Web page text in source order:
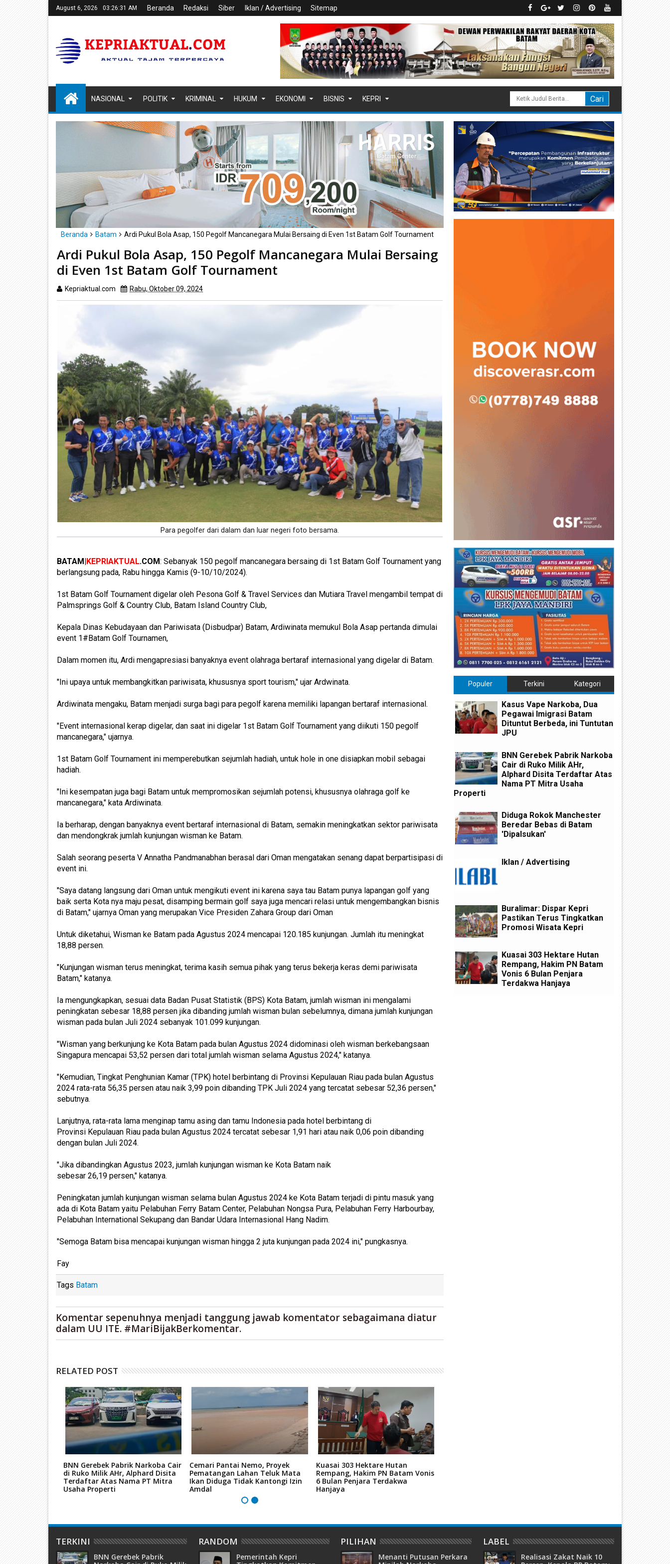
August 6, 2026 03:26:32 AM Beranda Redaksi Siber Iklan / Advertising Sitemap
NASIONAL POLITIK KRIMINAL HUKUM EKONOMI BISNIS KEPRI
Beranda Batam Ardi Pukul Bola Asap, 150 Pegolf Mancanegara Mulai Bersaing di Even 1st Batam Golf Tournament
Ardi Pukul Bola Asap, 150 Pegolf Mancanegara Mulai Bersaing
di Even 1st Batam Golf Tournament
Kepriaktual.com Rabu, Oktober 09, 2024
Para pegolfer dari dalam dan luar negeri foto bersama.
BATAM|KEPRIAKTUAL.COM: Sebanyak 150 pegolf mancanegara bersaing di 1st Batam Golf Tournament yang
berlangsung pada, Rabu hingga Kamis (9-10/10/2024).
1st Batam Golf Tournament digelar oleh Pesona Golf & Travel Services dan Mutiara Travel mengambil tempat di
Palmsprings Golf & Country Club, Batam Island Country Club,
Kepala Dinas Kebudayaan dan Pariwisata (Disbudpar) Batam, Ardiwinata memukul Bola Asap pertanda dimulai
event 1#Batam Golf Tournamen,
Dalam momen itu, Ardi mengapresiasi banyaknya event olahraga bertaraf internasional yang digelar di Batam.
"Ini upaya untuk membangkitkan pariwisata, khususnya sport tourism," ujar Ardwinata.
Ardiwinata mengaku, Batam menjadi surga bagi para pegolf karena memiliki lapangan bertaraf internasional.
"Event internasional kerap digelar, dan saat ini digelar 1st Batam Golf Tournament yang diikuti 150 pegolf
mancanegara," ujarnya.
1st Batam Golf Tournament ini memperebutkan sejumlah hadiah, untuk hole in one disiapkan mobil sebagai
hadiah.
"Ini kesempatan juga bagi Batam untuk mempromosikan sejumlah potensi, khususnya olahraga golf ke
mancanegara," kata Ardiwinata.
Ia berharap, dengan banyaknya event bertaraf internasional di Batam, semakin meningkatkan sektor pariwisata
dan mendongkrak jumlah kunjungan wisman ke Batam.
Salah seorang peserta V Annatha Pandmanabhan berasal dari Oman mengatakan senang dapat berpartisipasi di
event ini.
"Saya datang langsung dari Oman untuk mengikuti event ini karena saya tau Batam punya lapangan golf yang
baik serta Kota nya maju pesat, disamping bermain golf saya juga mencari relasi untuk mengembangkan bisnis
di Batam," ujarnya Oman yang merupakan Vice Presiden Zahara Group dari Oman
Untuk diketahui, Wisman ke Batam pada Agustus 2024 mencapai 120.185 kunjungan. Jumlah itu meningkat
18,88 persen.
"Kunjungan wisman terus meningkat, terima kasih semua pihak yang terus bekerja keras demi pariwisata
Batam," katanya.
Ia mengungkapkan, sesuai data Badan Pusat Statistik (BPS) Kota Batam, jumlah wisman ini mengalami
peningkatan sebesar 18,88 persen jika dibanding jumlah wisman bulan sebelumnya, dimana jumlah kunjungan
wisman pada bulan Juli 2024 sebanyak 101.099 kunjungan.
"Wisman yang berkunjung ke Kota Batam pada bulan Agustus 2024 didominasi oleh wisman berkebangsaan
Singapura mencapai 53,52 persen dari total jumlah wisman selama Agustus 2024," katanya.
"Kemudian, Tingkat Penghunian Kamar (TPK) hotel berbintang di Provinsi Kepulauan Riau pada bulan Agustus
2024 rata-rata 56,35 persen atau naik 3,99 poin dibanding TPK Juli 2024 yang tercatat sebesar 52,36 persen,"
sebutnya.
Lanjutnya, rata-rata lama menginap tamu asing dan tamu Indonesia pada hotel berbintang di
Provinsi Kepulauan Riau pada bulan Agustus 2024 tercatat sebesar 1,91 hari atau naik 0,06 poin dibanding
dengan bulan Juli 2024.
"Jika dibandingkan Agustus 2023, jumlah kunjungan wisman ke Kota Batam naik
sebesar 26,19 persen," katanya.
Peningkatan jumlah kunjungan wisman selama bulan Agustus 2024 ke Kota Batam terjadi di pintu masuk yang
ada di Kota Batam yaitu Pelabuhan Ferry Batam Center, Pelabuhan Nongsa Pura, Pelabuhan Ferry Harbourbay,
Pelabuhan International Sekupang dan Bandar Udara Internasional Hang Nadim.
"Semoga Batam bisa mencapai kunjungan wisman hingga 2 juta kunjungan pada 2024 ini," pungkasnya.
Fay
Tags Batam
Komentar sepenuhnya menjadi tanggung jawab komentator sebagaimana diatur
dalam UU ITE. #MariBijakBerkomentar.
RELATED POST
BNN Gerebek Pabrik Narkoba Cair
di Ruko Milik AHr, Alphard Disita
Terdaftar Atas Nama PT Mitra
Usaha Properti
Cemari Pantai Nemo, Proyek
Pematangan Lahan Teluk Mata
Ikan Diduga Tidak Kantongi Izin
Amdal
Kuasai 303 Hektare Hutan
Rempang, Hakim PN Batam Vonis
6 Bulan Penjara Terdakwa
Hanjaya
Populer Terkini Kategori
Kasus Vape Narkoba, Dua
Pegawai Imigrasi Batam
Dituntut Berbeda, ini Tuntutan
JPU
BNN Gerebek Pabrik Narkoba
Cair di Ruko Milik AHr,
Alphard Disita Terdaftar Atas
Nama PT Mitra Usaha
Properti
Diduga Rokok Manchester
Beredar Bebas di Batam
'Dipalsukan'
Iklan / Advertising
Buralimar: Dispar Kepri
Pastikan Terus Tingkatkan
Promosi Wisata Kepri
Kuasai 303 Hektare Hutan
Rempang, Hakim PN Batam
Vonis 6 Bulan Penjara
Terdakwa Hanjaya
TERKINI
BNN Gerebek Pabrik
RANDOM
Pemerintah Kepri
PILIHAN
Menanti Putusan Perkara
LABEL
Realisasi Zakat Naik 10